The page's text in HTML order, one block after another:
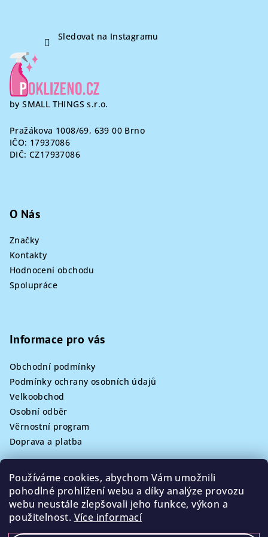
Používáme cookies, abychom Vám umožnili
pohodlné prohlížení webu a díky analýze provozu
webu neustále zlepšovali jeho funkce, výkon a
použitelnost. Více informací
v
Sledovat na Instagramu
by SMALL THINGS s.r.o.
Pražákova 1008/69, 639 00 Brno
IČO: 17937086
DIČ: CZ17937086
O Nás
Značky
Kontakty
Hodnocení obchodu
Spolupráce
Informace pro vás
Obchodní podmínky
Podmínky ochrany osobních údajů
Velkoobchod
Osobní odběr
Věrnostní program
Doprava a platba
Kontakt
info@poklizeno.cz